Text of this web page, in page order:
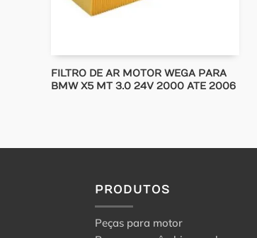
FILTRO DE AR MOTOR WEGA PARA
BMW X5 MT 3.0 24V 2000 ATE 2006
PRODUTOS
Peças para motor